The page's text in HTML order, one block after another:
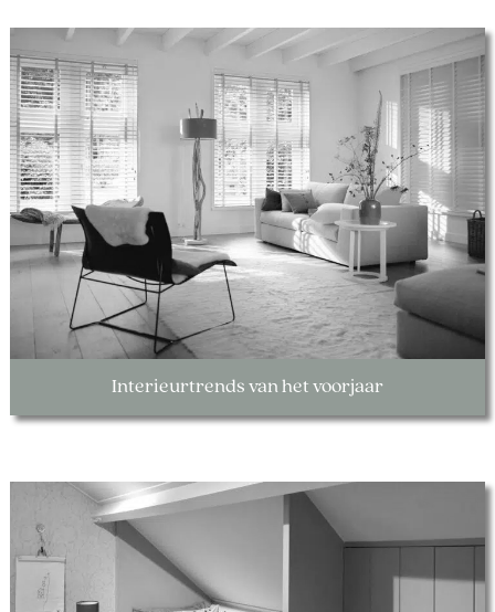
Interieurtrends van het voorjaar